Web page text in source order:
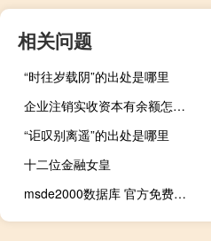
相关问题
“时往岁载阴”的出处是哪里
企业注销实收资本有余额怎么处理
“讵叹别离遥”的出处是哪里
十二位金融女皇
msde2000数据库 官方免费版（msde2000数据库 官方免费版功能简介）